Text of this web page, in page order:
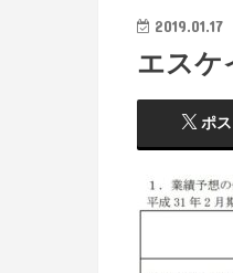
2019.01.17
エスケ
ポ